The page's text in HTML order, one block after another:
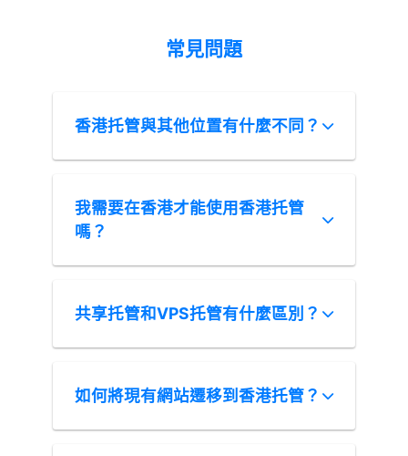
常見問題
香港托管與其他位置有什麼不同？
我需要在香港才能使用香港托管
嗎？
共享托管和VPS托管有什麼區別？
如何將現有網站遷移到香港托管？